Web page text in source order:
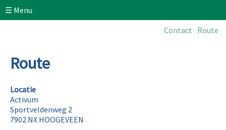
Aanmelden
Inschrijfgeld
Deelnemers
☰ Menu
Contact Route
Route
Locatie
Activum
Sportveldenweg 2
7902 NX HOOGEVEEN